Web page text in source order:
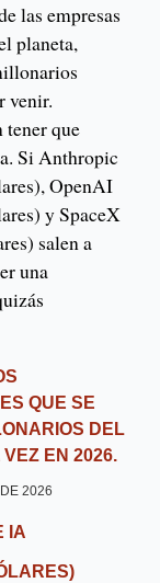
las empresas
planeta,
venir.
tener que
Si Anthropic
OpenAI
y SpaceX
salen a
una
QUE SE
DEL
EN 2026.
2026
IA